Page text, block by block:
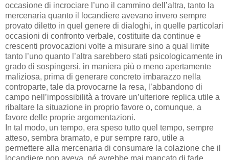
occasione di incrociare l’uno il cammino dell’altra, tanto la
mercenaria quanto il locandiere avevano invero sempre
provato diletto in quel genere di dialoghi, in quelle particolari
occasioni di confronto verbale, costituite da continue e
crescenti provocazioni volte a misurare sino a qual limite
tanto l’uno quanto l’altra sarebbero stati psicologicamente in
grado di sospingersi, in maniera più o meno apertamente
maliziosa, prima di generare concreto imbarazzo nella
controparte, tale da provocarne la resa, l’abbandono di
campo nell’impossibilità a trovare un’ulteriore replica utile a
ribaltare la situazione in proprio favore o, comunque, a
favore delle proprie argomentazioni.
In tal modo, un tempo, era speso tutto quel tempo, sempre
atteso, sembra bramato, e pur sempre raro, utile a
permettere alla mercenaria di consumare la colazione che il
locandiere non aveva, né avrebbe mai mancato di farle